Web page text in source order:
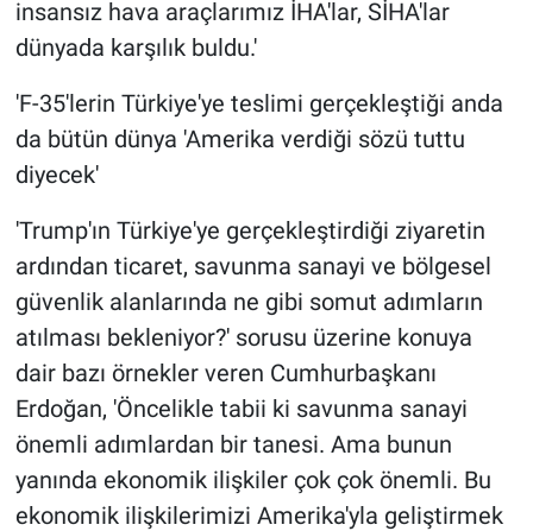
insansız hava araçlarımız İHA'lar, SİHA'lar
dünyada karşılık buldu.'
'F-35'lerin Türkiye'ye teslimi gerçekleştiği anda
da bütün dünya 'Amerika verdiği sözü tuttu
diyecek'
'Trump'ın Türkiye'ye gerçekleştirdiği ziyaretin
ardından ticaret, savunma sanayi ve bölgesel
güvenlik alanlarında ne gibi somut adımların
atılması bekleniyor?' sorusu üzerine konuya
dair bazı örnekler veren Cumhurbaşkanı
Erdoğan, 'Öncelikle tabii ki savunma sanayi
önemli adımlardan bir tanesi. Ama bunun
yanında ekonomik ilişkiler çok çok önemli. Bu
ekonomik ilişkilerimizi Amerika'yla geliştirmek